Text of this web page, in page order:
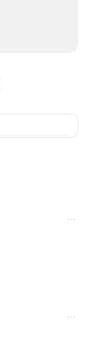
···
···